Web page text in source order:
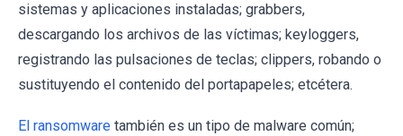
sistemas y aplicaciones instaladas; grabbers,
descargando los archivos de las víctimas; keyloggers,
registrando las pulsaciones de teclas; clippers, robando o
sustituyendo el contenido del portapapeles; etcétera.
El ransomware también es un tipo de malware común;